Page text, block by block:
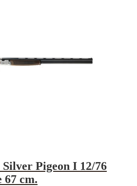
Pigeon I 12/76
67 cm.